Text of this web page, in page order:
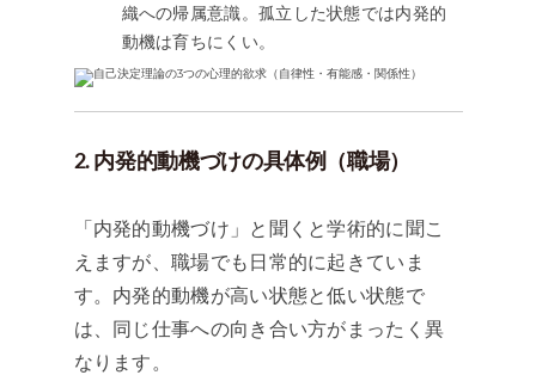
織への帰属意識。孤立した状態では内発的
動機は育ちにくい。
2. 内発的動機づけの具体例（職場）
「内発的動機づけ」と聞くと学術的に聞こ
えますが、職場でも日常的に起きていま
す。内発的動機が高い状態と低い状態で
は、同じ仕事への向き合い方がまったく異
なります。